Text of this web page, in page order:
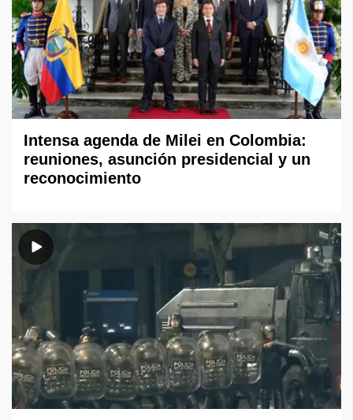
Intensa agenda de Milei en Colombia:
reuniones, asunción presidencial y un
reconocimiento